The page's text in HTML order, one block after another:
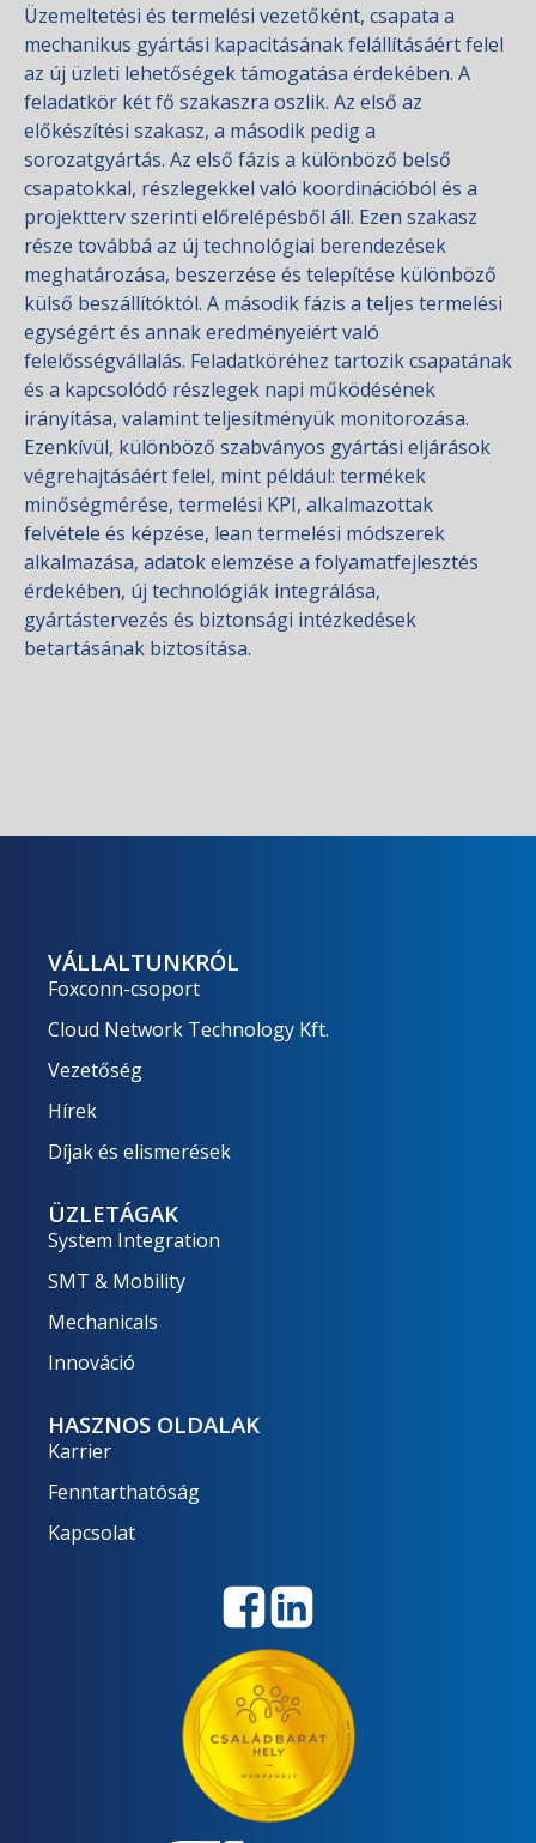
Üzemeltetési és termelési vezetőként, csapata a
mechanikus gyártási kapacitásának felállításáért felel
az új üzleti lehetőségek támogatása érdekében. A
feladatkör két fő szakaszra oszlik. Az első az
előkészítési szakasz, a második pedig a
sorozatgyártás. Az első fázis a különböző belső
csapatokkal, részlegekkel való koordinációból és a
projektterv szerinti előrelépésből áll. Ezen szakasz
része továbbá az új technológiai berendezések
meghatározása, beszerzése és telepítése különböző
külső beszállítóktól. A második fázis a teljes termelési
egységért és annak eredményeiért való
felelősségvállalás. Feladatköréhez tartozik csapatának
és a kapcsolódó részlegek napi működésének
irányítása, valamint teljesítményük monitorozása.
Ezenkívül, különböző szabványos gyártási eljárások
végrehajtásáért felel, mint például: termékek
minőségmérése, termelési KPI, alkalmazottak
felvétele és képzése, lean termelési módszerek
alkalmazása, adatok elemzése a folyamatfejlesztés
érdekében, új technológiák integrálása,
gyártástervezés és biztonsági intézkedések
betartásának biztosítása.
VÁLLALTUNKRÓL
Foxconn-csoport
Cloud Network Technology Kft.
Vezetőség
Hírek
Díjak és elismerések
ÜZLETÁGAK
System Integration
SMT & Mobility
Mechanicals
Innováció
HASZNOS OLDALAK
Karrier
Fenntarthatóság
Kapcsolat